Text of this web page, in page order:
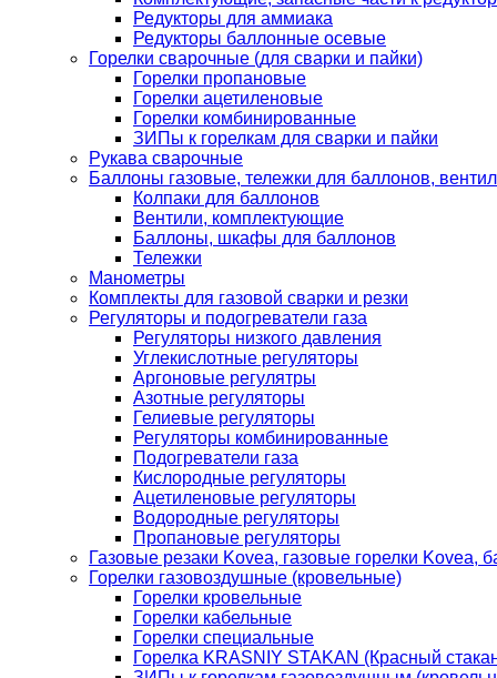
Редукторы для аммиака
Редукторы баллонные осевые
Горелки сварочные (для сварки и пайки)
Горелки пропановые
Горелки ацетиленовые
Горелки комбинированные
ЗИПы к горелкам для сварки и пайки
Рукава сварочные
Баллоны газовые, тележки для баллонов,
Колпаки для баллонов
Вентили, комплектующие
Баллоны, шкафы для баллонов
Тележки
Манометры
Комплекты для газовой сварки и резки
Регуляторы и подогреватели газа
Регуляторы низкого давления
Углекислотные регуляторы
Аргоновые регулятры
Азотные регуляторы
Гелиевые регуляторы
Регуляторы комбинированные
Подогреватели газа
Кислородные регуляторы
Ацетиленовые регуляторы
Водородные регуляторы
Пропановые регуляторы
Газовые резаки Kovea, газовые горелки Kovea,
Горелки газовоздушные (кровельные)
Горелки кровельные
Горелки кабельные
Горелки специальные
Горелка KRASNIY STAKAN (Красный